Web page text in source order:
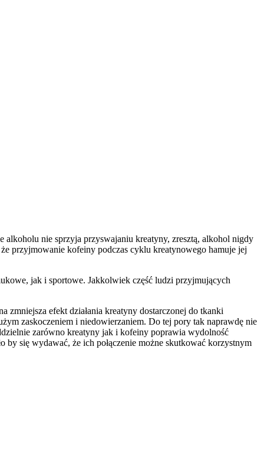
alkoholu nie sprzyja przyswajaniu kreatyny, zresztą, alkohol nigdy
przyjmowanie kofeiny podczas cyklu kreatynowego hamuje jej
jak i sportowe. Jakkolwiek część ludzi przyjmujących
zmniejsza efekt działania kreatyny dostarczonej do tkanki
zaskoczeniem i niedowierzaniem. Do tej pory tak naprawdę nie
zarówno kreatyny jak i kofeiny poprawia wydolność
by się wydawać, że ich połączenie możne skutkować korzystnym